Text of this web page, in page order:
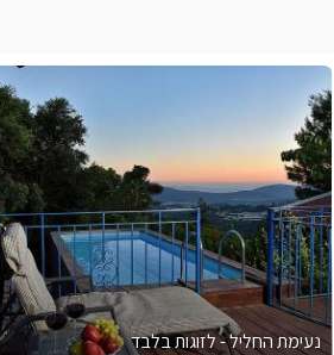
נעימת החליל - לזוגות בלבד